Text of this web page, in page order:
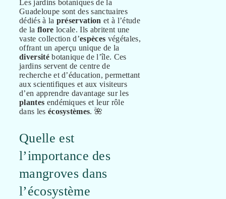
Les jardins botaniques de la
Guadeloupe sont des sanctuaires
dédiés à la préservation et à l’étude
de la flore locale. Ils abritent une
vaste collection d’espèces végétales,
offrant un aperçu unique de la
diversitébotanique de l’île. Ces
jardins servent de centre de
recherche et d’éducation, permettant
aux scientifiques et aux visiteurs
d’en apprendre davantage sur les
plantes endémiques et leur rôle
dans les écosystèmes. 🌺
Quelle est
l’importance des
mangroves dans
l’écosystème